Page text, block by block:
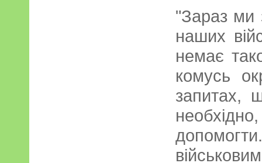
"Зараз ми
наших
немає
комусь
запитах,